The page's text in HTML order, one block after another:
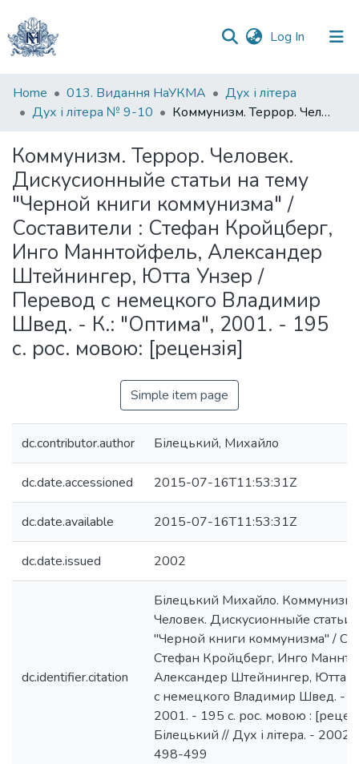
Log In (current)
Communities
&
All of DSpace
Statistics
Home 013. Видання НаУКМА
Дух і літера
Дух і літера № 9-10
Коммунизм. Террор. Человек. Дискусионныйе статьи на тему "Черной книги коммунизма" / Составители : Стефан Кройцберг, Инго Маннтойфель, Александер Штейнингер, Ютта Унзер / Перевод с немецкого Владимир Швед. - К.: "Оптима", 2001. - 195 с. рос. мовою: [рецензія]
Коммунизм. Террор. Человек.
Дискусионныйе статьи на тему
"Черной книги коммунизма" /
Составители : Стефан Кройцберг,
Инго Маннтойфель, Александер
Штейнингер, Ютта Унзер /
Перевод с немецкого Владимир
Швед. - К.: "Оптима", 2001. - 195
с. рос. мовою: [рецензія]
Simple item page
dc.contributor.author Білецький, Михайло
dc.date.accessioned 2015-07-16T11:53:31Z
dc.date.available 2015-07-16T11:53:31Z
dc.date.issued 2002
dc.identifier.citation
Білецький Михайло. Коммунизм.
Человек. Дискусионныйе статьи
"Черной книги коммунизма" /
Стефан Кройцберг, Инго
Александер Штейнингер, Ютта
с немецкого Владимир Швед. -
2001. - 195 с. рос. мовою :
Білецький // Дух і літера. -
498-499